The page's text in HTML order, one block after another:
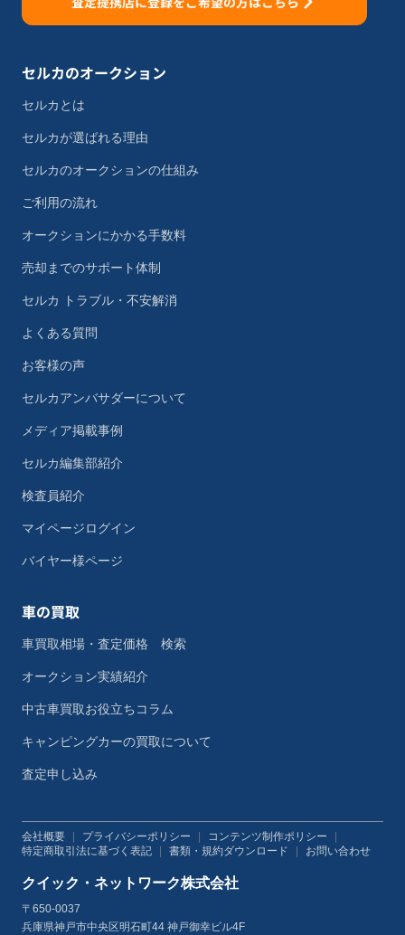
セルカのオークション
セルカとは
セルカが選ばれる理由
セルカのオークションの仕組み
ご利用の流れ
オークションにかかる手数料
売却までのサポート体制
セルカ トラブル・不安解消
よくある質問
お客様の声
セルカアンバサダーについて
メディア掲載事例
セルカ編集部紹介
検査員紹介
マイページログイン
バイヤー様ページ
車の買取
車買取相場・査定価格 検索
オークション実績紹介
中古車買取お役立ちコラム
キャンピングカーの買取について
査定申し込み
会社概要 プライバシーポリシー コンテンツ制作ポリシー
特定商取引法に基づく表記
書類・規約ダウンロード お問い合わせ
クイック・ネットワーク株式会社
〒650-0037
兵庫県神戸市中央区明石町44 神戸御幸ビル4F